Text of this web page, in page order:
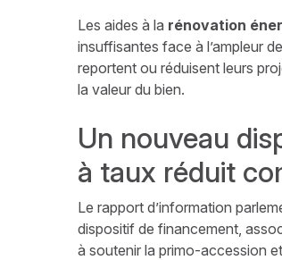
Les aides à la rénovation
insuffisantes face à l’ampleur
reportent ou réduisent leurs
la valeur du bien.
Un nouveau
à taux réduit
Le rapport d’information
dispositif de financement,
à soutenir la primo-accession